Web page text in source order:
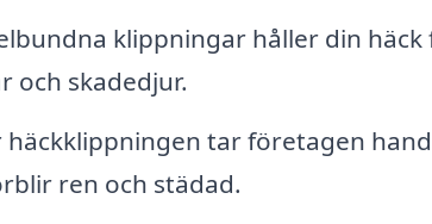
klippningar håller din
och skadedjur.
häckklippningen tar företagen
ren och städad.